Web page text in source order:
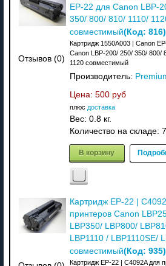
Отзывов (0)
EP-22 для Canon LBP-
350/ 800/ 810/ 1110/
совместимый(Код: 816)
Картридж 1550A003 | Canon
Canon LBP-200/ 250/ 350/ 800/
1120 совместимый
Производитель:
Цена: 500 руб
плюс доставка
Вес: 0.8 кг.
Количество на складе:
В корзину
Картридж EP-22 |
принтеров Canon
LBP350/ LBP800/
LBP1110 / LBP1110SE/
совместимый(Код: 935)
Картридж EP-22 | C4092A для